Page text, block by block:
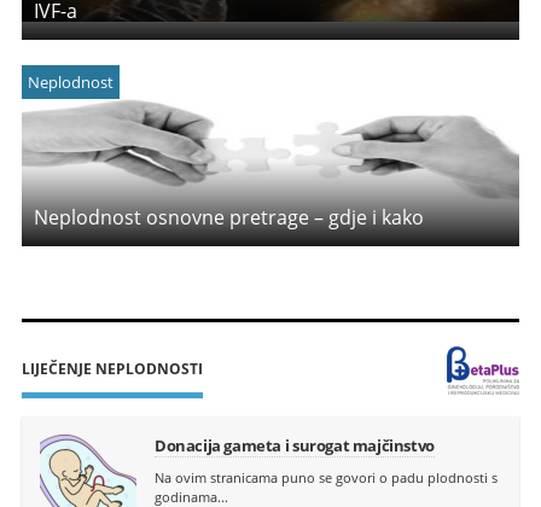
IVF-a
Neplodnost
Neplodnost osnovne pretrage – gdje i kako
LIJEČENJE NEPLODNOSTI
Donacija gameta i surogat majčinstvo
Na ovim stranicama puno se govori o padu plodnosti s
godinama...